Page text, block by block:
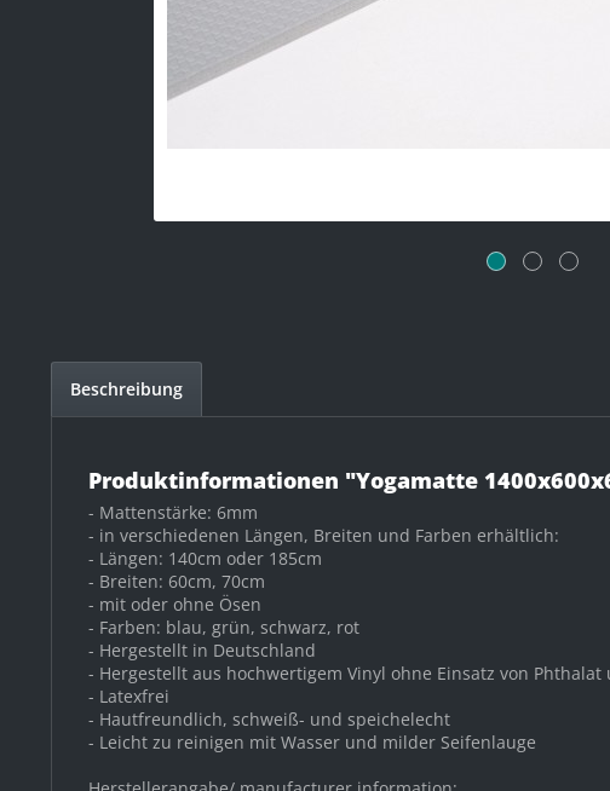
Beschreibung
Produktinformationen "Yogamatte
- Mattenstärke: 6mm
- in verschiedenen Längen, Breiten und Farben erhältlich:
- Längen: 140cm oder 185cm
- Breiten: 60cm, 70cm
- mit oder ohne Ösen
- Farben: blau, grün, schwarz, rot
- Hergestellt in Deutschland
- Hergestellt aus hochwertigem Vinyl ohne Einsatz von Phthalat
- Latexfrei
- Hautfreundlich, schweiß- und speichelecht
- Leicht zu reinigen mit Wasser und milder Seifenlauge